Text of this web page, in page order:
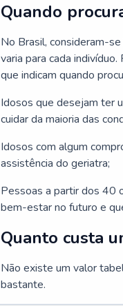
Quando
No Brasil, consideram-
varia para cada
que indicam quando
Idosos que desejam ter
cuidar da maioria das
Idosos com algum
assistência do geriatra;
Pessoas a partir dos 40
bem-estar no futuro e
Quanto custa
Não existe um valor
bastante.